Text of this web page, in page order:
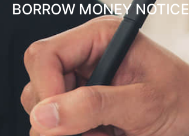
BORROW MONEY NOTICE